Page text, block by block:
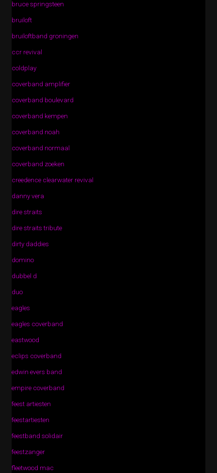
bruce springsteen
bruiloft
bruiloftband groningen
ccr revival
coldplay
coverband amplifier
coverband boulevard
coverband kempen
coverband noah
coverband normaal
coverband zoeken
creedence clearwater revival
danny vera
dire straits
dire straits tribute
dirty daddies
domino
dubbel d
duo
eagles
eagles coverband
eastwood
eclips coverband
edwin evers band
empire coverband
feest artiesten
feestartiesten
feestband solidair
feestzanger
fleetwood mac